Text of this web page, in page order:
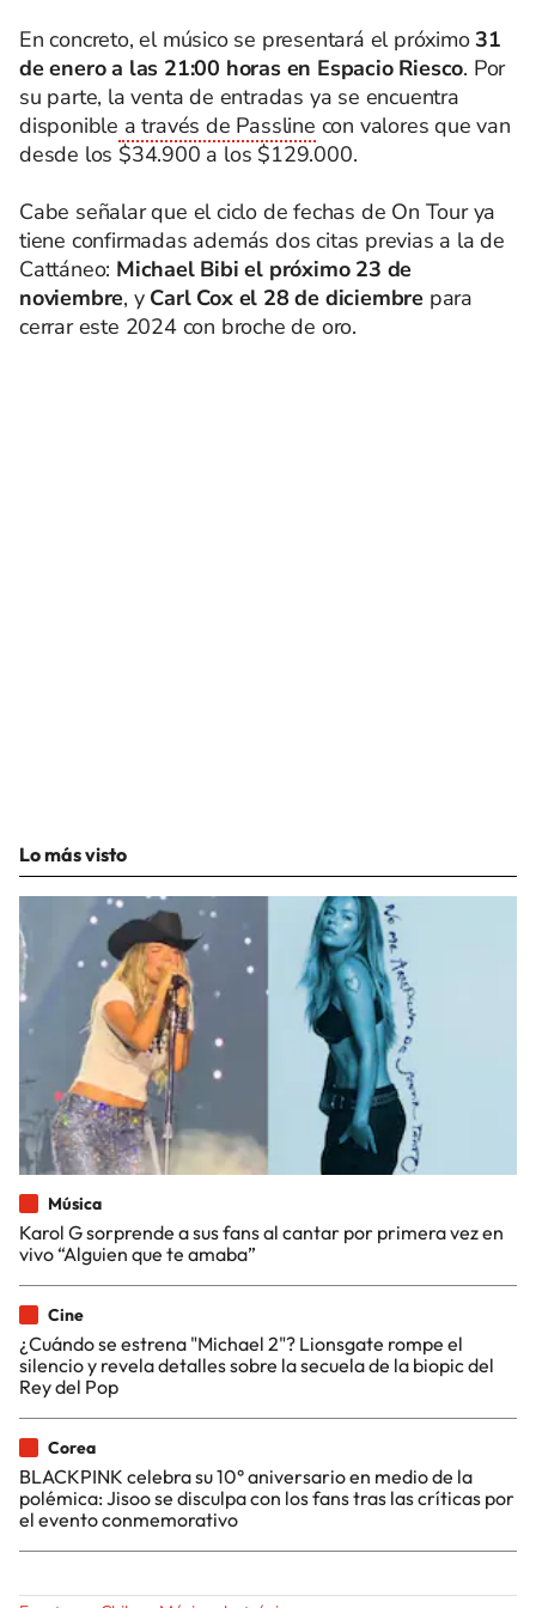
En concreto, el músico se presentará el próximo31
de enero a las 21:00 horas en Espacio Riesco. Por
su parte, la venta de entradas ya se encuentra
disponible a través de Passline con valores que van
desde los $34.900 a los $129.000.
Cabe señalar que el ciclo de fechas de On Tour ya
tiene confirmadas además dos citas previas a la de
Cattáneo: Michael Bibi el próximo 23 de
noviembre, y Carl Cox el 28 de diciembre para
cerrar este 2024 con broche de oro.
Lo más visto
Música
Karol G sorprende a sus fans al cantar por primera vez en
vivo “Alguien que te amaba”
Cine
¿Cuándo se estrena "Michael 2"? Lionsgate rompe el
silencio y revela detalles sobre la secuela de la biopic del
Rey del Pop
Corea
BLACKPINK celebra su 10° aniversario en medio de la
polémica: Jisoo se disculpa con los fans tras las críticas por
el evento conmemorativo